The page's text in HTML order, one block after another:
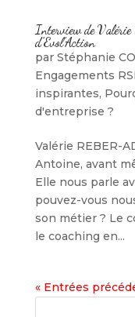
Interview de
d’Evol’Action
par Stéphanie
Engagements
inspirantes,
d'entreprise ?
Valérie REBER-
Antoine, avant
Elle nous parle
pouvez-vous
son métier ? Le
le coaching en...
« Entrées